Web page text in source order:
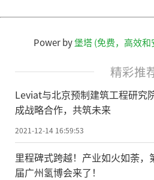
Power by堡塔 (免费，高效
精彩推
Leviat与北京预制建筑工程研究
成战略合作，共筑未来
2021-12-14 16:59:53
里程碑式跨越！产业如火如荼，
届广州氢博会来了！